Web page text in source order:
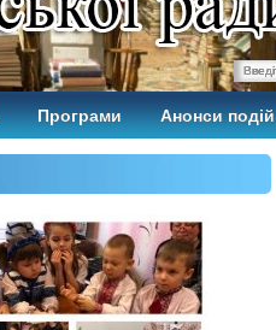
Програми Анонси подій